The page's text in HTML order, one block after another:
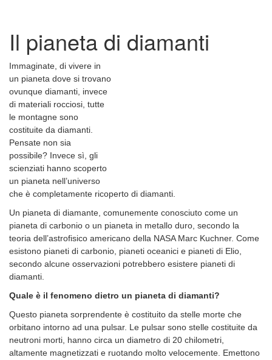
Il pianeta di diamanti
Immaginate, di vivere in
un pianeta dove si trovano
ovunque diamanti, invece
di materiali rocciosi, tutte
le montagne sono
costituite da diamanti.
Pensate non sia
possibile? Invece sì, gli
scienziati hanno scoperto
un pianeta nell’universo
che è completamente ricoperto di diamanti.
Un pianeta di diamante, comunemente conosciuto come un
pianeta di carbonio o un pianeta in metallo duro, secondo la
teoria dell’astrofisico americano della NASA Marc Kuchner. Come
esistono pianeti di carbonio, pianeti oceanici e pianeti di Elio,
secondo alcune osservazioni potrebbero esistere pianeti di
diamanti.
Quale è il fenomeno dietro un pianeta di diamanti?
Questo pianeta sorprendente è costituito da stelle morte che
orbitano intorno ad una pulsar. Le pulsar sono stelle costituite da
neutroni morti, hanno circa un diametro di 20 chilometri,
altamente magnetizzati e ruotando molto velocemente. Emettono